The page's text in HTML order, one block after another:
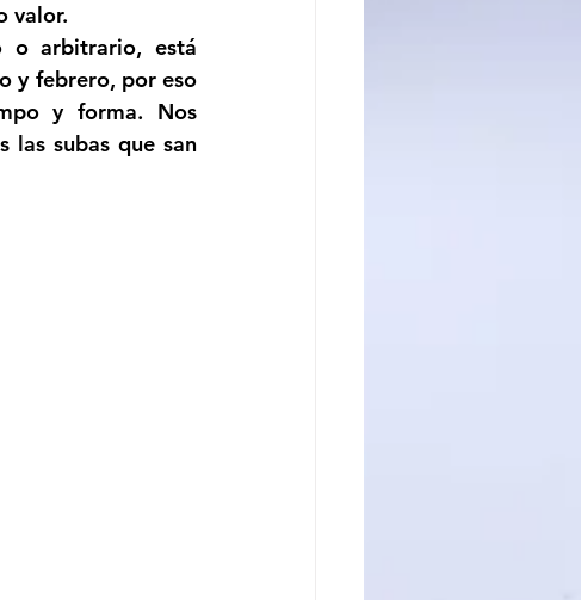
valor.
o arbitrario, está
y febrero, por eso
y forma. Nos
las subas que san